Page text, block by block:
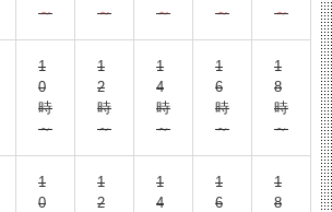
～
～
～
～
～
1
0
時
～
1
2
時
～
1
4
時
～
1
6
時
～
1
8
時
～
1
0
1
2
1
4
1
6
1
8